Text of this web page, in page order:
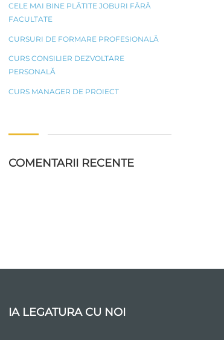
CELE MAI BINE PLĂTITE JOBURI FĂRĂ
FACULTATE
CURSURI DE FORMARE PROFESIONALĂ
CURS CONSILIER DEZVOLTARE
PERSONALĂ
CURS MANAGER DE PROIECT
COMENTARII RECENTE
IA LEGATURA CU NOI